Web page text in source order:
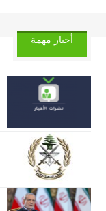
أخبار مهمة